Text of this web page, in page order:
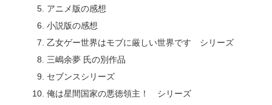
アニメ版の感想
小説版の感想
乙女ゲー世界はモブに厳しい世界です シリーズ
三嶋余夢 氏の別作品
セブンスシリーズ
俺は星間国家の悪徳領主！ シリーズ